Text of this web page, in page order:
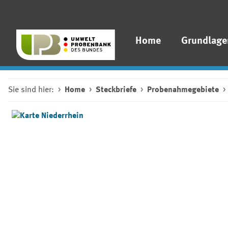
Home
Sie sind hier: Home Steckbriefe Probenahmegebiete